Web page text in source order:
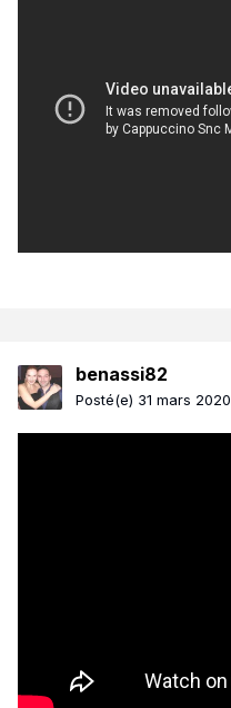
benassi82
Posté(e) 31 mars 2020